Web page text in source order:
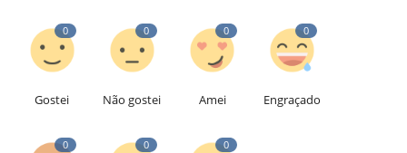
0
Gostei
0
Não gostei
0
Amei
0
Engraçado
0 0 0